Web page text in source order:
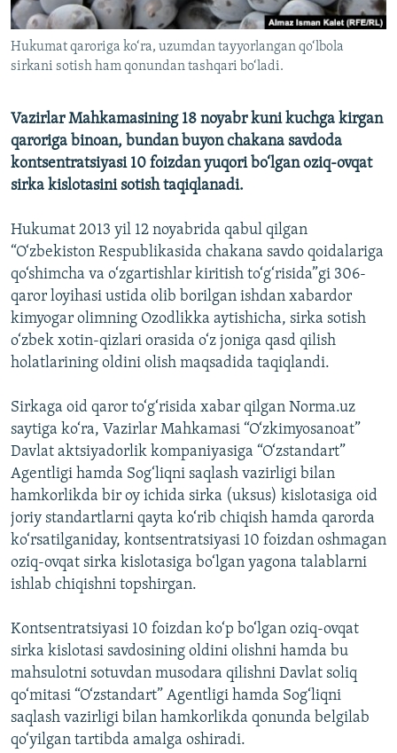
Hukumat qaroriga ko‘ra, uzumdan tayyorlangan qo‘lbola
sirkani sotish ham qonundan tashqari bo‘ladi.
Vazirlar Mahkamasining 18 noyabr kuni kuchga kirgan
qaroriga binoan, bundan buyon chakana savdoda
kontsentratsiyasi 10 foizdan yuqori bo‘lgan oziq-ovqat
sirka kislotasini sotish taqiqlanadi.
Hukumat 2013 yil 12 noyabrida qabul qilgan
“O‘zbekiston Respublikasida chakana savdo qoidalariga
qo‘shimcha va o‘zgartishlar kiritish to‘g‘risida”gi 306-
qaror loyihasi ustida olib borilgan ishdan xabardor
kimyogar olimning Ozodlikka aytishicha, sirka sotish
o‘zbek xotin-qizlari orasida o‘z joniga qasd qilish
holatlarining oldini olish maqsadida taqiqlandi.
Sirkaga oid qaror to‘g‘risida xabar qilgan Norma.uz
saytiga ko‘ra, Vazirlar Mahkamasi “O‘zkimyosanoat”
Davlat aktsiyadorlik kompaniyasiga “O‘zstandart”
Agentligi hamda Sog‘liqni saqlash vazirligi bilan
hamkorlikda bir oy ichida sirka (uksus) kislotasiga oid
joriy standartlarni qayta ko‘rib chiqish hamda qarorda
ko‘rsatilganiday, kontsentratsiyasi 10 foizdan oshmagan
oziq-ovqat sirka kislotasiga bo‘lgan yagona talablarni
ishlab chiqishni topshirgan.
Kontsentratsiyasi 10 foizdan ko‘p bo‘lgan oziq-ovqat
sirka kislotasi savdosining oldini olishni hamda bu
mahsulotni sotuvdan musodara qilishni Davlat soliq
qo‘mitasi “O‘zstandart” Agentligi hamda Sog‘liqni
saqlash vazirligi bilan hamkorlikda qonunda belgilab
qo‘yilgan tartibda amalga oshiradi.